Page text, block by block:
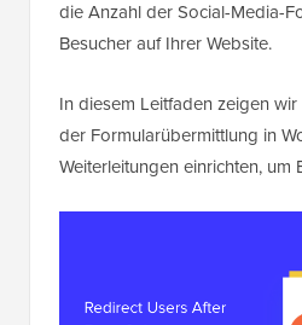
die Anzahl der Social-Media-
Besucher auf Ihrer Website.
In diesem Leitfaden zeigen
der Formularübermittlung in
Weiterleitungen einrichten, um